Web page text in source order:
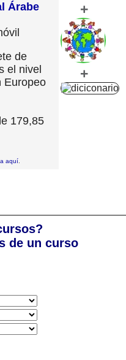
Árabe
de
el nivel
Europeo
179,85
aquí.
+
+
de un curso